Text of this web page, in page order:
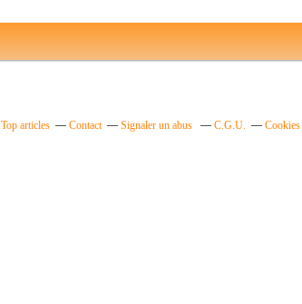
Top articles Contact Signaler un abus C.G.U. Cookies